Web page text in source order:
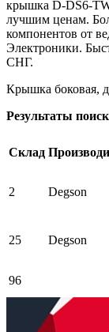
крышка D-DS6-
лучшим ценам.
компонентов от
Электроники.
СНГ.
Крышка боковая,
Результаты
Склад
2 Degson
25 Degson
96